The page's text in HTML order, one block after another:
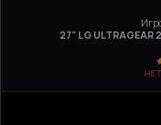
27" LG ULTRAGEAR